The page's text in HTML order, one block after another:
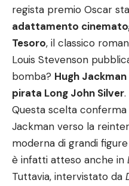
regista premio Oscar
adattamento
Tesoro, il classico
Louis Stevenson
bomba? Hugh
pirata Long John Silver.
Questa scelta
Jackman verso la
moderna di grandi
è infatti atteso anche in
Tuttavia, intervistato da